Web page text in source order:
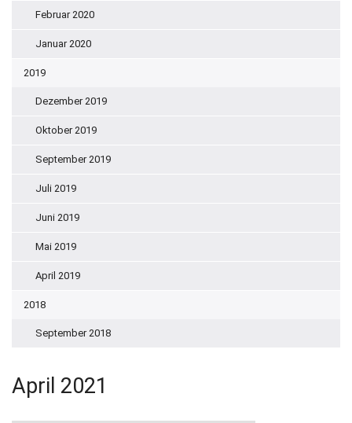
Februar 2020
Januar 2020
2019
Dezember 2019
Oktober 2019
September 2019
Juli 2019
Juni 2019
Mai 2019
April 2019
2018
September 2018
April 2021